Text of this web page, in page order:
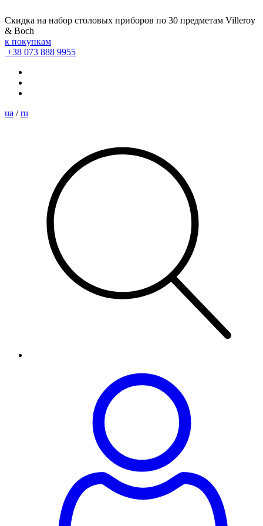
Скидка на набор столовых приборов по 30 предметам Villeroy
& Boch
к покупкам
+38 073 888 9955
ua / ru